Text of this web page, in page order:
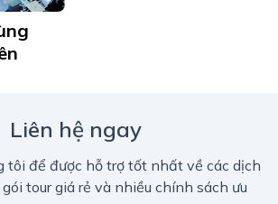
Liên hệ ngay
tôi để được hỗ trợ tốt nhất về các dịch
tour giá rẻ và nhiều chính sách ưu